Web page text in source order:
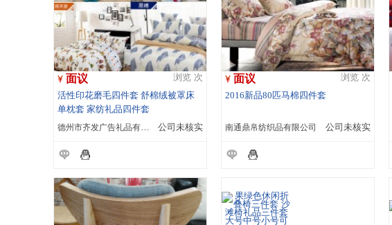
面议 浏览 次
活性印花磨毛四件套 舒棉绒被罩床
单枕套 家纺礼品四件套
德州市齐发广告礼品有限公司 公司未核实
面议 浏览 次
2016新品80匹马棉四件套
南通鼎帛纺织品有限公司 公司未核实